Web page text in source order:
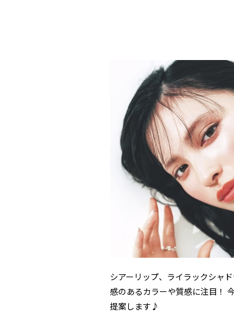
シアーリップ、ライラックシャ
感のあるカラーや質感に注目！
提案します♪